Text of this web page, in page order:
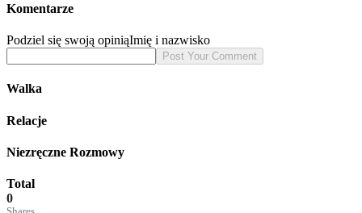
Komentarze
Podziel się swoją opiniąImię i nazwisko
Walka
Relacje
Niezręczne Rozmowy
Total
0